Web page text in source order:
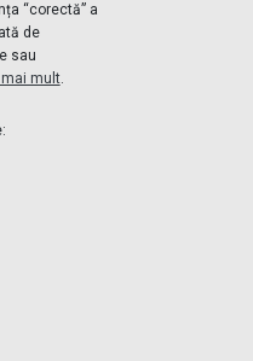
“corectă” a
de
sau
mult.